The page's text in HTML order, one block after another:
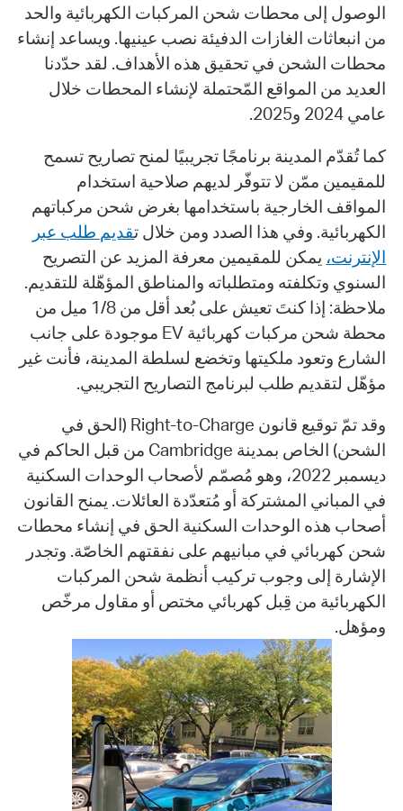
الوصول إلى محطات شحن المركبات الكهربائية والحد
من انبعاثات الغازات الدفيئة نصب عينيها. ويساعد إنشاء
محطات الشحن في تحقيق هذه الأهداف. لقد حدّدنا
العديد من المواقع المّحتملة لإنشاء المحطات خلال
عامي 2024 و2025.
كما تُقدّم المدينة برنامجًا تجريبيًا لمنح تصاريح تسمح
للمقيمين ممّن لا تتوفّر لديهم صلاحية استخدام
المواقف الخارجية باستخدامها بغرض شحن مركباتهم
الكهربائية. وفي هذا الصدد ومن خلال تقديم طلب عبر
الإنترنت، يمكن للمقيمين معرفة المزيد عن التصريح
السنوي وتكلفته ومتطلباته والمناطق المؤهّلة للتقديم.
ملاحظة: إذا كنتَ تعيش على بُعد أقل من 1/8 ميل من
محطة شحن مركبات كهربائية EV موجودة على جانب
الشارع وتعود ملكيتها وتخضع لسلطة المدينة، فأنت غير
مؤهّل لتقديم طلب لبرنامج التصاريح التجريبي.
وقد تمّ توقيع قانون Right-to-Charge (الحق في
الشحن) الخاص بمدينة Cambridge من قبل الحاكم في
ديسمبر 2022، وهو مُصمّم لأصحاب الوحدات السكنية
في المباني المشتركة أو مُتعدّدة العائلات. يمنح القانون
أصحاب هذه الوحدات السكنية الحق في إنشاء محطات
شحن كهربائي في مبانيهم على نفقتهم الخاصّة. وتجدر
الإشارة إلى وجوب تركيب أنظمة شحن المركبات
الكهربائية من قِبل كهربائي مختص أو مقاول مرخّص
ومؤهل.